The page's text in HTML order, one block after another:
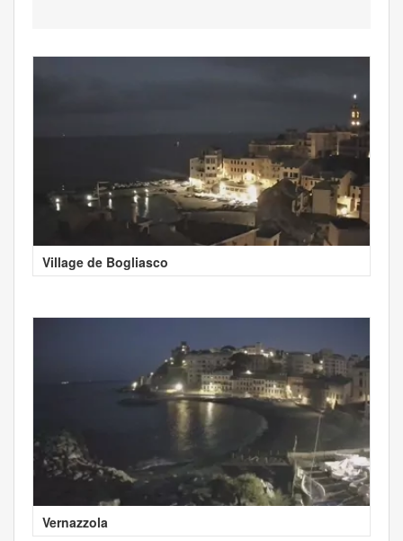
Village de Bogliasco
Vernazzola